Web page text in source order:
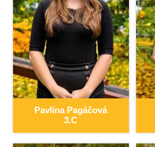
Pavlína Pagáčová
3.C